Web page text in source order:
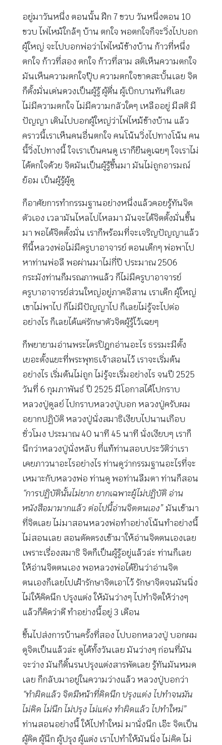
อยู่มาวันหนึ่ง ตอนนั้น ฝึก 7 ขวบ วันหนึ่งตอน 10
ขวบ ไฟไหม้ใกล้ๆ บ้าน ตกใจ พอตกใจก็จะวิ่งไปบอก
ผู้ใหญ่ จะไปบอกพ่อว่าไฟไหม้ข้างบ้าน ก้าวที่หนึ่ง
ตกใจ ก้าวที่สอง ตกใจ ก้าวที่สาม สติเห็นความตกใจ
มันเห็นความตกใจปุ๊บ ความตกใจขาดสะบั้นเลย จิต
ก็ตั้งมั่นเด่นดวงเป็นผู้รู้ ผู้ตื่น ผู้เบิกบานทันทีเลย
ไม่มีความตกใจ ไม่มีความกลัวใดๆ เหลืออยู่ มีสติ มี
ปัญญา เดินไปบอกผู้ใหญ่ว่าไฟไหม้ข้างบ้าน แล้ว
คราวนี้เราเห็นคนอื่นตกใจ คนโน้นวิ่งไปทางโน้น คน
นี้วิ่งไปทางนี้ ใจเราเป็นคนดู เราก็ยืนดูเฉยๆ ใจเราไม่
ได้ตกใจด้วย จิตมันเป็นผู้รู้ขึ้นมา มันไม่ถูกอารมณ์
ย้อม เป็นผู้รู้ผู้ดู
ก็อาศัยการทำกรรมฐานอย่างหนึ่งแล้วคอยรู้ทันจิต
ตัวเอง เวลามันไหลไปไหลมา มันจะได้จิตตั้งมั่นขึ้น
มา พอได้จิตตั้งมั่น เราก็พร้อมที่จะเจริญปัญญาแล้ว
ทีนี้หลวงพ่อไม่มีครูบาอาจารย์ ตอนเด็กๆ พ่อพาไป
หาท่านพ่อลี พอผ่านมาไม่กี่ปี ประมาณ 2506
กระมังท่านก็มรณภาพแล้ว ก็ไม่มีครูบาอาจารย์
ครูบาอาจารย์ส่วนใหญ่อยู่ภาคอีสาน เราเด็ก ผู้ใหญ่
เขาไม่พาไป ก็ไม่มีปัญญาไป ก็เลยไม่รู้จะไปต่อ
อย่างไร ก็เลยได้แค่รักษาตัวจิตผู้รู้ไว้เฉยๆ
ก็พยายามอ่านพระไตรปิฎกอ่านอะไร ธรรมะมีตั้ง
เยอะตั้งแยะที่พระพุทธเจ้าสอนไว้ เราจะเริ่มต้น
อย่างไร เริ่มต้นไม่ถูก ไม่รู้จะเริ่มอย่างไร จนปี 2525
วันที่ 6 กุมภาพันธ์ ปี 2525 มีโอกาสได้ไปกราบ
หลวงปู่ดูลย์ ไปกราบหลวงปู่บอก หลวงปู่ครับผม
อยากปฏิบัติ หลวงปู่นั่งสมาธิเงียบไปนานเกือบ
ชั่วโมง ประมาณ 40 นาที 45 นาที นั่งเงียบๆ เราก็
นึกว่าหลวงปู่นั่งหลับ ที่แท้ท่านสอบประวัติว่าเรา
เคยภาวนาอะไรอย่างไร ท่านดูว่ากรรมฐานอะไรที่จะ
เหมาะกับหลวงพ่อ ท่านดู พอท่านลืมตา ท่านก็สอน
“การปฏิบัตินั้นไม่ยาก ยากเฉพาะผู้ไม่ปฏิบัติ อ่าน
หนังสือมามากแล้ว ต่อไปนี้อ่านจิตตนเอง” มันเข้ามา
ที่จิตเลย ไม่มาสอนหลวงพ่อทำอย่างโน้นทำอย่างนี้
ไม่สอนเลย สอนตัดตรงเข้ามาให้อ่านจิตตนเองเลย
เพราะเรื่องสมาธิ จิตก็เป็นผู้รู้อยู่แล้วล่ะ ท่านก็เลย
ให้อ่านจิตตนเอง พอหลวงพ่อได้ยินว่าอ่านจิต
ตนเองก็เลยไปเฝ้ารักษาจิตเอาไว้ รักษาจิตจนมันนิ่ง
ไม่ให้คิดนึก ปรุงแต่ง ให้มันว่างๆ ไปทำจิตให้ว่างๆ
แล้วก็คิดว่าดี ทำอย่างนี้อยู่ 3 เดือน
ขึ้นไปส่งการบ้านครั้งที่สอง ไปบอกหลวงปู่ บอกผม
ดูจิตเป็นแล้วล่ะ ดูได้ทั้งวันเลย มันว่างๆ ก่อนที่มัน
จะว่าง มันก็ดิ้นรนปรุงแต่งสารพัดเลย รู้ทันมันหมด
เลย ก็กลับมาอยู่ในความว่างแล้ว หลวงปู่บอกว่า
“ทำผิดแล้ว จิตมีหน้าที่คิดนึก ปรุงแต่ง ไปทำจนมัน
ไม่คิด ไม่นึก ไม่ปรุง ไม่แต่ง ทำผิดแล้ว ไปทำใหม่”
ท่านสอนอย่างนี้ ให้ไปทำใหม่ มานั่งนึก เอ๊ะ จิตเป็น
ผู้คิด ผู้นึก ผู้ปรุง ผู้แต่ง เราไปทำให้มันนิ่ง ไม่คิด ไม่